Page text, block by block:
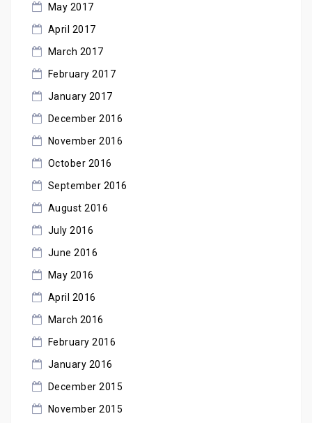
May 2017
April 2017
March 2017
February 2017
January 2017
December 2016
November 2016
October 2016
September 2016
August 2016
July 2016
June 2016
May 2016
April 2016
March 2016
February 2016
January 2016
December 2015
November 2015